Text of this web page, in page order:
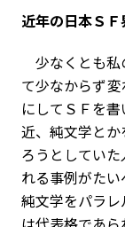
――近年の日本Ｓ
少なくとも私
て少なからず
にしてＳＦを
近、純文学と
ろうとしてい
れる事例がた
純文学をパラ